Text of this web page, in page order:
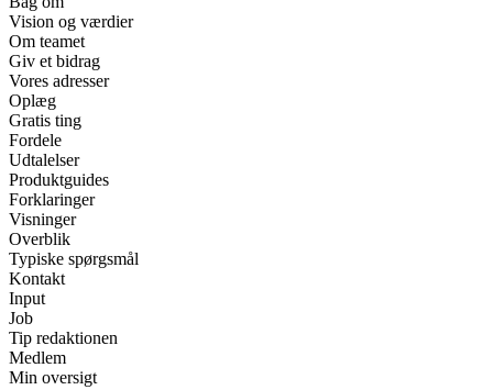
Vision og værdier
Om teamet
Giv et bidrag
Vores adresser
Oplæg
Gratis ting
Fordele
Udtalelser
Produktguides
Forklaringer
Visninger
Overblik
Typiske spørgsmål
Kontakt
Input
Job
Tip redaktionen
Medlem
Min oversigt